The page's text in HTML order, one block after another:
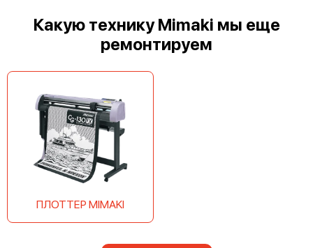
Mimaki CF2-0912 RC-S
Какую технику Mimaki мы еще
ремонтируем
ПЛОТТЕР MIMAKI